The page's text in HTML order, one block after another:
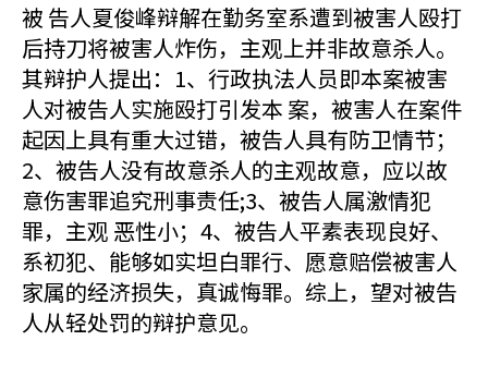
被 告人夏俊峰辩解在勤务室系遭到被害人殴打
后持刀将被害人炸伤，主观上并非故意杀人。
其辩护人提出：1、行政执法人员即本案被害
人对被告人实施殴打引发本 案，被害人在案件
起因上具有重大过错，被告人具有防卫情节；
2、被告人没有故意杀人的主观故意，应以故
意伤害罪追究刑事责任;3、被告人属激情犯
罪，主观 恶性小；4、被告人平素表现良好、
系初犯、能够如实坦白罪行、愿意赔偿被害人
家属的经济损失，真诚悔罪。综上，望对被告
人从轻处罚的辩护意见。